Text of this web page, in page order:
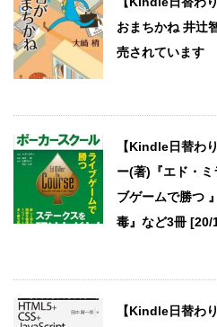
おまちかね 井辻
売されています
【Kindle日替わ
ー(著)『エド・
ブゲームで勝つ
毒』など3冊 [20/
【Kindle日替わ